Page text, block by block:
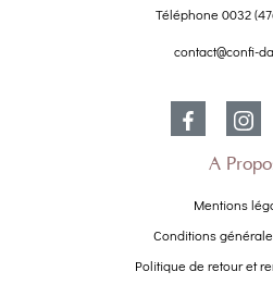
Téléphone 0032
contact@confi-
À
Mentions
Conditions
Politique de retour et